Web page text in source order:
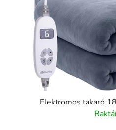
Elektromos takaró